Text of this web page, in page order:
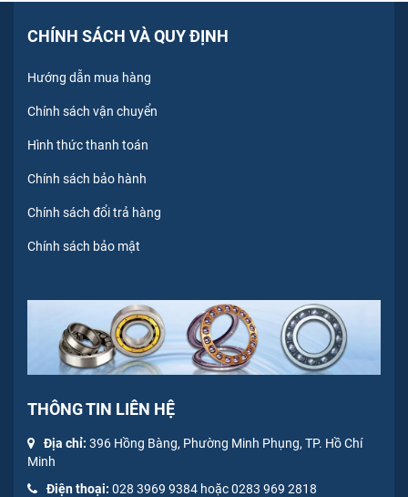
CHÍNH SÁCH VÀ QUY ĐỊNH
Hướng dẫn mua hàng
Chính sách vận chuyển
Hình thức thanh toán
Chính sách bảo hành
Chính sách đổi trả hàng
Chính sách bảo mật
THÔNG TIN LIÊN HỆ
Địa chỉ: 396 Hồng Bàng, Phường Minh Phụng, TP. Hồ Chí
Minh
Điện thoại: 028 3969 9384 hoặc 0283 969 2818